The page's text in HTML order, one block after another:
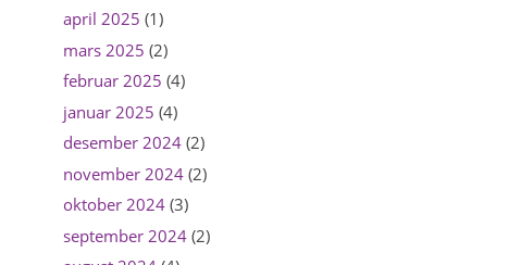
april 2025 (1)
mars 2025 (2)
februar 2025 (4)
januar 2025 (4)
desember 2024(2)
november 2024(2)
oktober 2024(3)
september 2024(2)